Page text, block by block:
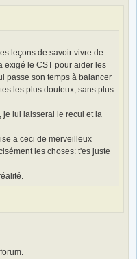
leçons de savoir vivre de
exigé le CST pour aider les
passe son temps à balancer
les plus douteux, sans plus
je lui laisserai le recul et la
a ceci de merveilleux
les choses: t'es juste